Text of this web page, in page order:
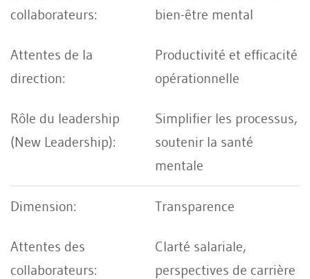
bien-être mental
Productivité et efficacité
opérationnelle
Simplifier les processus,
soutenir la santé
mentale
Transparence
Clarté salariale,
perspectives de carrière